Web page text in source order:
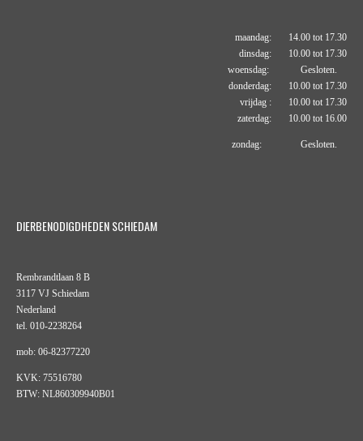
maandag: 14.00 tot 17.30
dinsdag: 10.00 tot 17.30
woensdag: Gesloten.
donderdag: 10.00 tot 17.30
vrijdag : 10.00 tot 17.30
zaterdag: 10.00 tot 16.00
zondag: Gesloten.
DIERBENODIGDHEDEN SCHIEDAM
Rembrandtlaan 8 B
3117 VJ Schiedam
Nederland
tel. 010-2238264
mob: 06-82377220
KVK: 75516780
BTW: NL860309940B01